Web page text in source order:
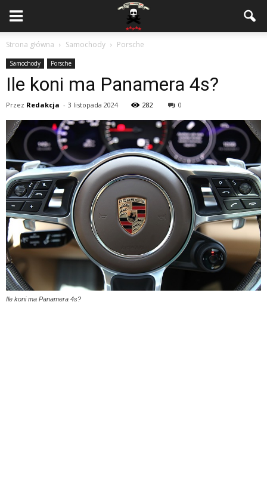
Strona główna Samochody Porsche
Samochody Porsche
Ile koni ma Panamera 4s?
Przez Redakcja - 3 listopada 2024 282 0
Ile koni ma Panamera 4s?